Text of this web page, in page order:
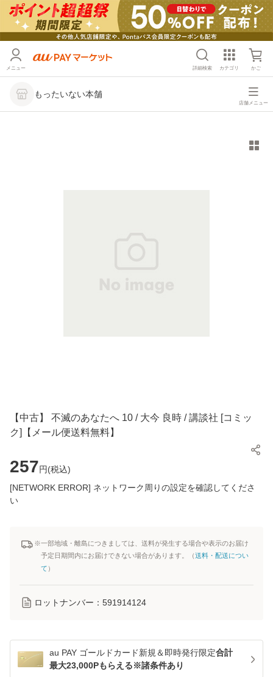
メニュー 詳細検索 カテゴリ かご
もったいない本舗
店舗メニュー
【中古】 不滅のあなたへ 10 / 大今 良時 / 講談社 [コミッ
ク]【メール便送料無料】
257円(税込)
[NETWORK ERROR] ネットワーク周りの設定を確認してくださ
い
※一部地域・離島につきましては、送料が発生する場合や表示のお届け
予定日期間内にお届けできない場合があります。（送料・配送につい
て ）
ロットナンバー： 591914124
au PAY ゴールドカード新規＆即時発行限定合計
最大23,000Pもらえる※諸条件あり